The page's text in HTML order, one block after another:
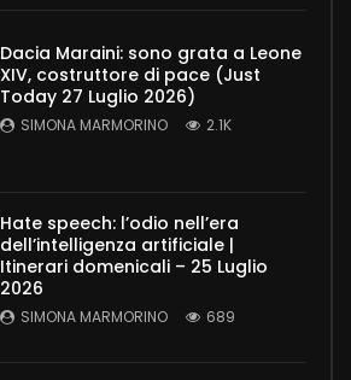
Dacia Maraini: sono grata a Leone
XIV, costruttore di pace (Just
Today 27 Luglio 2026)
SIMONA MARMORINO 2.1K
Hate speech: l’odio nell’era
dell’intelligenza artificiale |
Itinerari domenicali – 25 Luglio
2026
SIMONA MARMORINO 689